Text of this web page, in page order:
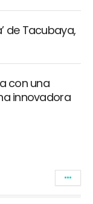
de Tacubaya,
con una
innovadora